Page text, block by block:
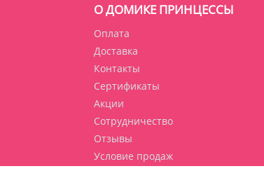
О ДОМИКЕ ПРИНЦЕССЫ
Оплата
Доставка
Контакты
Сертификаты
Акции
Сотрудничество
Отзывы
Условие продаж